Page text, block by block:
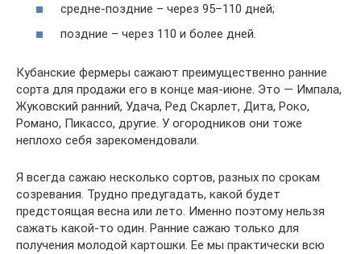
средне-поздние – через 95–110 дней;
поздние – через 110 и более дней.
Кубанские фермеры сажают преимущественно ранние
сорта для продажи его в конце мая-июне. Это — Импала,
Жуковский ранний, Удача, Ред Скарлет, Дита, Роко,
Романо, Пикассо, другие. У огородников они тоже
неплохо себя зарекомендовали.
Я всегда сажаю несколько сортов, разных по срокам
созревания. Трудно предугадать, какой будет
предстоящая весна или лето. Именно поэтому нельзя
сажать какой-то один. Ранние сажаю только для
получения молодой картошки. Ее мы практически всю